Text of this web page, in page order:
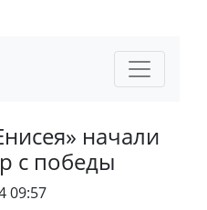
начали
с победы
09:57